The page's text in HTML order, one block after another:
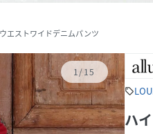
エストワイドデニムパンツ
1/15
sell
ハ